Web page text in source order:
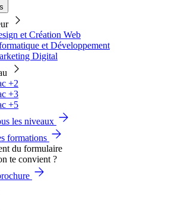
et Création Web
et Développement
Digital
+2
+3
+5
les niveaux
formations
te convient ?